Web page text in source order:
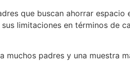
que buscan ahorrar espacio
limitaciones en términos de
muchos padres y una muestra